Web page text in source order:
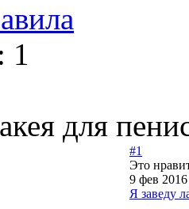
1
для
#1
Это
9 фев
Я заведу